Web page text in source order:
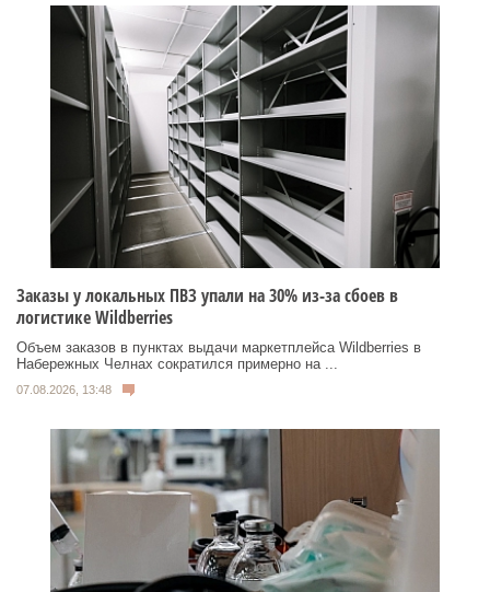
Заказы у локальных ПВЗ упали на 30% из-за сбоев в
логистике Wildberries
Объем заказов в пунктах выдачи маркетплейса Wildberries в
Набережных Челнах сократился примерно на ...
07.08.2026, 13:48